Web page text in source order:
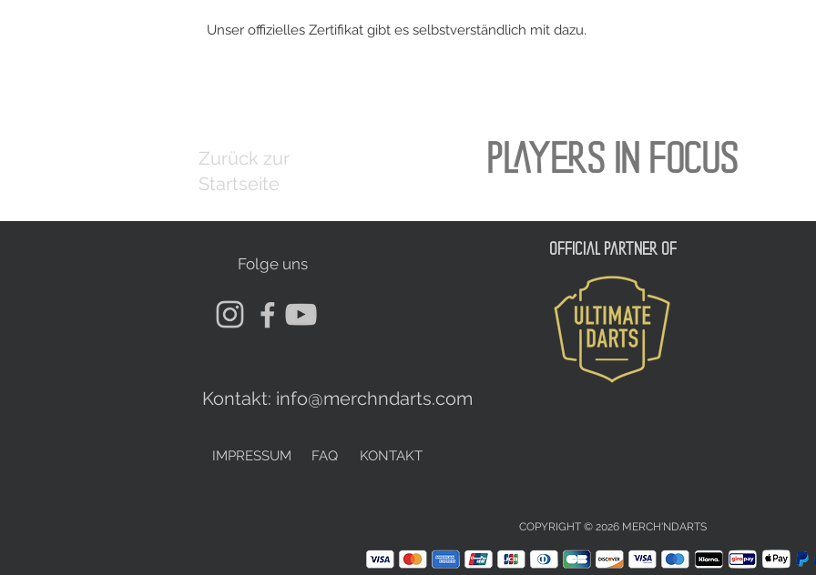
Unser offizielles Zertifikat gibt es selbstverständlich mit dazu.
Zurück zur
Startseite
PLAYERS IN FOCUS
Folge uns
official partner of
Kontakt: info@merchndarts.com
IMPRESSUM FAQ KONTAKT
COPYRIGHT © 2026 MERCH'NDARTS